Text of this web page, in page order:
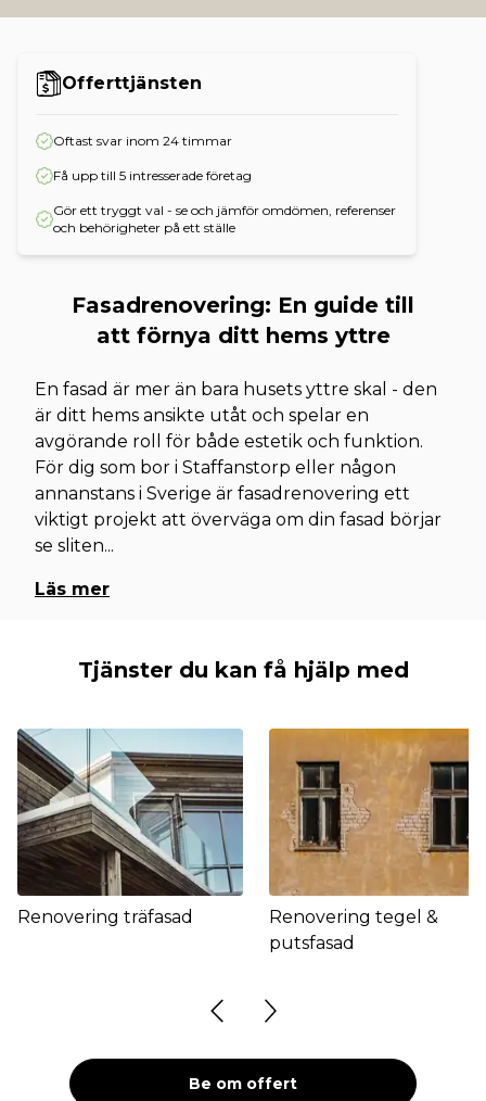
Offerttjänsten
Oftast svar inom 24 timmar
Få upp till 5 intresserade företag
Gör ett tryggt val - se och jämför omdömen, referenser
och behörigheter på ett ställe
Fasadrenovering: En guide till
att förnya ditt hems yttre
En fasad är mer än bara husets yttre skal - den
är ditt hems ansikte utåt och spelar en
avgörande roll för både estetik och funktion.
För dig som bor i Staffanstorp eller någon
annanstans i Sverige är fasadrenovering ett
viktigt projekt att överväga om din fasad börjar
se sliten...
Läs mer
Tjänster du kan få hjälp med
Renovering träfasad
Renovering tegel &
putsfasad
Be om offert